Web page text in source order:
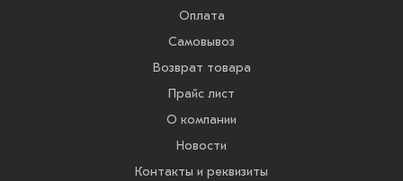
Оплата
Самовывоз
Возврат товара
Прайс лист
О компании
Новости
Контакты и реквизиты